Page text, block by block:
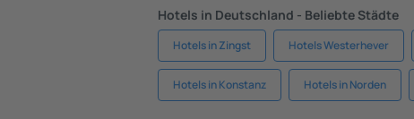
Hotels in Deutschland - Beliebte Städte
Hotels in Zingst Hotels Westerhever
Hotels in Konstanz Hotels in Norden